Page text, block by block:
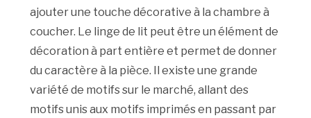
ajouter une touche décorative à la chambre à
coucher. Le linge de lit peut être un élément de
décoration à part entière et permet de donner
du caractère à la pièce. Il existe une grande
variété de motifs sur le marché, allant des
motifs unis aux motifs imprimés en passant par